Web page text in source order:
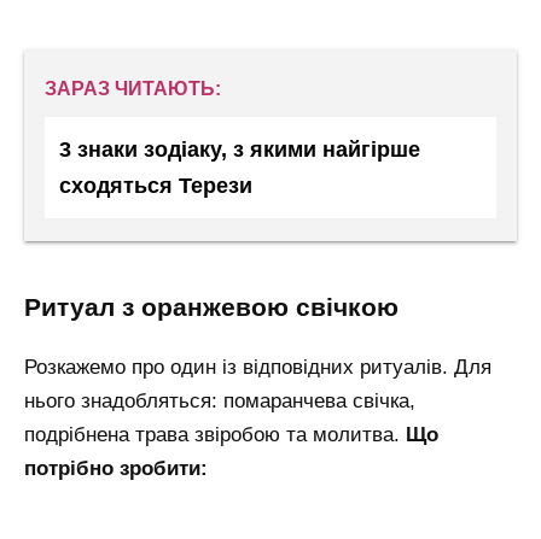
ЗАРАЗ ЧИТАЮТЬ:
3 знаки зодіаку, з якими найгірше
сходяться Терези
ритуал з оранжевою свічкою
Розкажемо про один із відповідних ритуалів. Для
нього знадобляться: помаранчева свічка,
подрібнена трава звіробою та молитва. Що
потрібно зробити: